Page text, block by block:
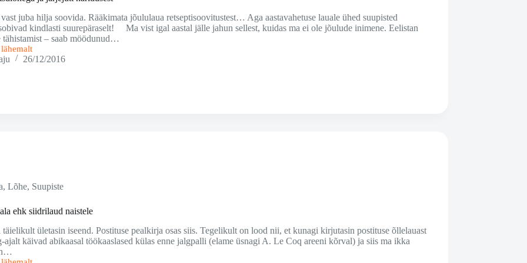
juba hilja soovida. Rääkimata jõululaua retseptisoovitustest… Aga aastavahetuse lauale ühed suupisted
kindlasti suurepäraselt! Ma vist igal aastal jälle jahun sellest, kuidas ma ei ole jõulude inimene. Eelistan
tähistamist – saab möödunud…
26/12/2016
,Lõhe, Suupiste
ehk siidrilaud naistele
täielikult ületasin iseend. Postituse pealkirja osas siis. Tegelikult on lood nii, et kunagi kirjutasin postituse õllelauast
ajalt käivad abikaasal töökaaslased külas enne jalgpalli (elame üsnagi A. Le Coq areeni kõrval) ja siis ma ikka